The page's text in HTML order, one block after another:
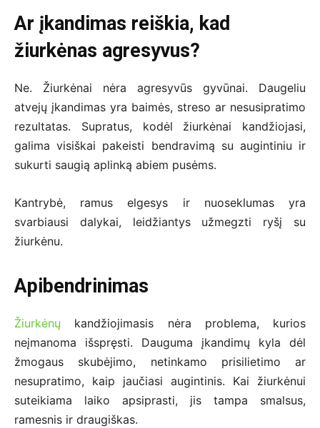
Ar įkandimas reiškia, kad
žiurkėnas agresyvus?
Ne. Žiurkėnai nėra agresyvūs gyvūnai. Daugeliu
atvejų įkandimas yra baimės, streso ar nesusipratimo
rezultatas. Supratus, kodėl žiurkėnai kandžiojasi,
galima visiškai pakeisti bendravimą su augintiniu ir
sukurti saugią aplinką abiem pusėms.
Kantrybė, ramus elgesys ir nuoseklumas yra
svarbiausi dalykai, leidžiantys užmegzti ryšį su
žiurkėnu.
Apibendrinimas
Žiurkėnų kandžiojimasis nėra problema, kurios
neįmanoma išspręsti. Dauguma įkandimų kyla dėl
žmogaus skubėjimo, netinkamo prisilietimo ar
nesupratimo, kaip jaučiasi augintinis. Kai žiurkėnui
suteikiama laiko apsiprasti, jis tampa smalsus,
ramesnis ir draugiškas.